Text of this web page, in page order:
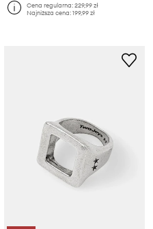
Cena regularna:229,99 zł
Najniższa cena:199,99 zł